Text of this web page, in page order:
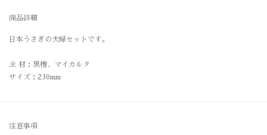
商品詳細
日本うさぎの夫婦セットです。
主 材：黒檀、マイカルタ
サイズ：230mm
注意事項